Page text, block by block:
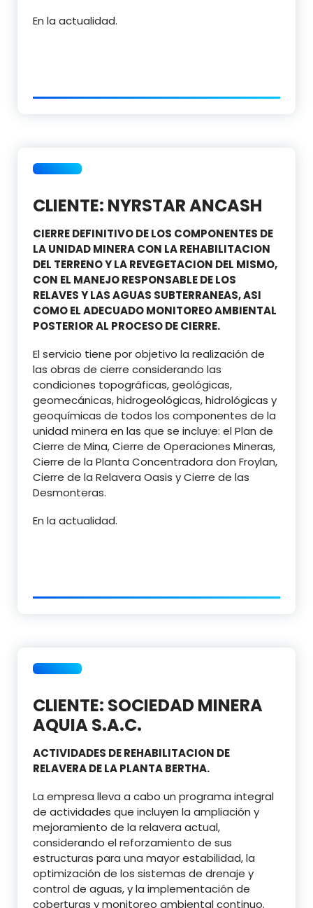
En la actualidad.
CLIENTE: NYRSTAR ANCASH
CIERRE DEFINITIVO DE LOS COMPONENTES DE
LA UNIDAD MINERA CON LA REHABILITACION
DEL TERRENO Y LA REVEGETACION DEL MISMO,
CON EL MANEJO RESPONSABLE DE LOS
RELAVES Y LAS AGUAS SUBTERRANEAS, ASI
COMO EL ADECUADO MONITOREO AMBIENTAL
POSTERIOR AL PROCESO DE CIERRE.
El servicio tiene por objetivo la realización de
las obras de cierre considerando las
condiciones topográficas, geológicas,
geomecánicas, hidrogeológicas, hidrológicas y
geoquímicas de todos los componentes de la
unidad minera en las que se incluye: el Plan de
Cierre de Mina, Cierre de Operaciones Mineras,
Cierre de la Planta Concentradora don Froylan,
Cierre de la Relavera Oasis y Cierre de las
Desmonteras.
En la actualidad.
CLIENTE: SOCIEDAD MINERA
AQUIA S.A.C.
ACTIVIDADES DE REHABILITACION DE
RELAVERA DE LA PLANTA BERTHA.
La empresa lleva a cabo un programa integral
de actividades que incluyen la ampliación y
mejoramiento de la relavera actual,
considerando el reforzamiento de sus
estructuras para una mayor estabilidad, la
optimización de los sistemas de drenaje y
control de aguas, y la implementación de
coberturas y monitoreo ambiental continuo.